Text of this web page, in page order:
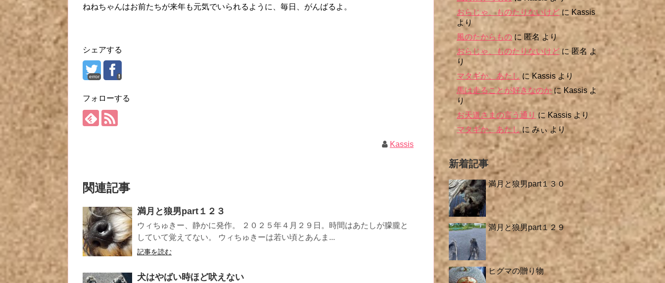
ねねちゃんはお前たちが来年も元気でいられるように、毎日、がんばるよ。
シェアする
error
フォローする
Kassis
関連記事
満月と狼男part１２３
ウィちゅきー、静かに発作。 ２０２５年４月２９日。時間はあたしが朦朧と
していて覚えてない。 ウィちゅきーは若い頃とあんま...
記事を読む
犬はやばい時ほど吠えない
おらじゃ、ものたりないけど に Kassis
より
風のたからもの に 匿名 より
おらじゃ、ものたりないけど に 匿名 よ
り
マタギか、あたし にKassis より
馬は走ることが好きなのかに Kassis よ
り
お天道さまの言う通り にKassis より
マタギか、あたしに みぃより
新着記事
満月と狼男part１３０
満月と狼男part１２９
ヒグマの贈り物